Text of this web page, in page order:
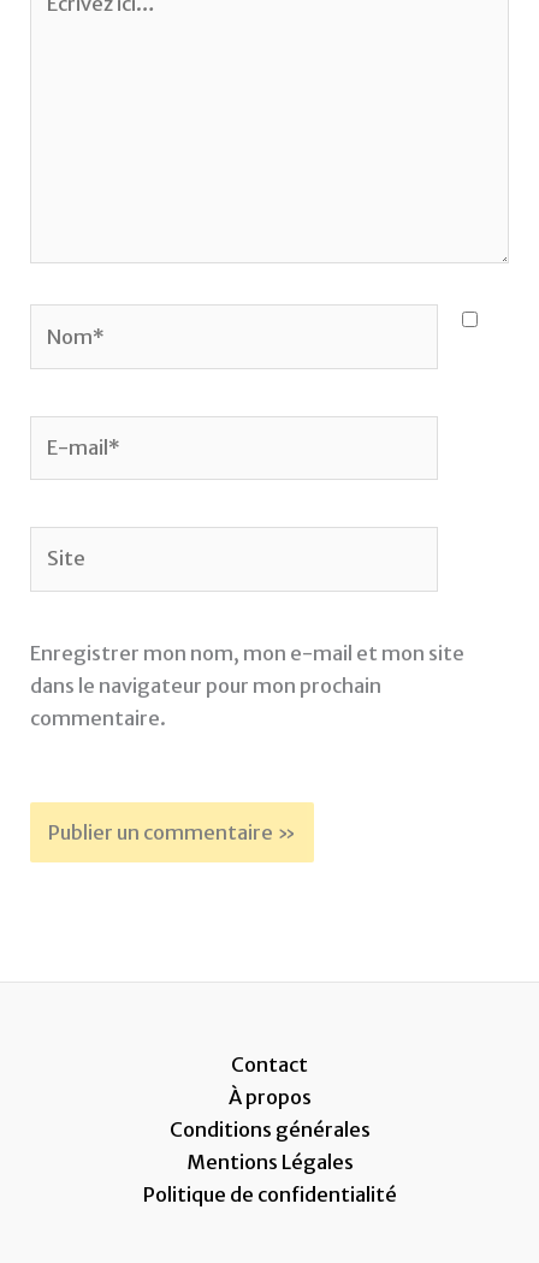
ici…
mail*
Enregistrer mon nom, mon e-mail et mon site
dans le navigateur pour mon prochain
commentaire.
Contact
À propos
Conditions générales
Mentions Légales
Politique de confidentialité